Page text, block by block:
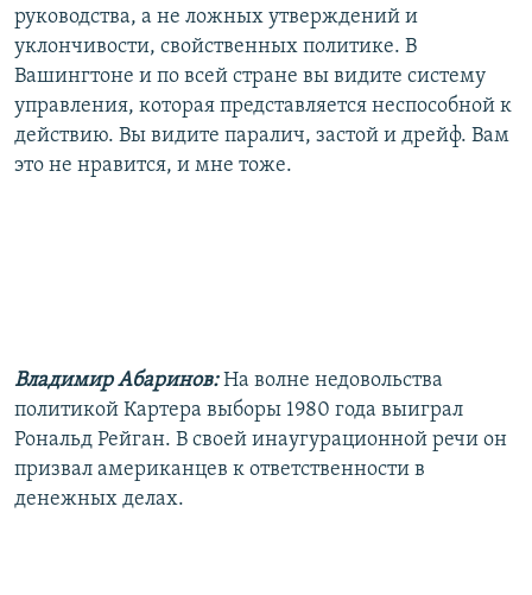
руководства, а не ложных утверждений и
уклончивости, свойственных политике. В
Вашингтоне и по всей стране вы видите систему
управления, которая представляется неспособной к
действию. Вы видите паралич, застой и дрейф. Вам
это не нравится, и мне тоже.
Владимир Абаринов:На волне недовольства
политикой Картера выборы 1980 года выиграл
Рональд Рейган. В своей инаугурационной речи он
призвал американцев к ответственности в
денежных делах.